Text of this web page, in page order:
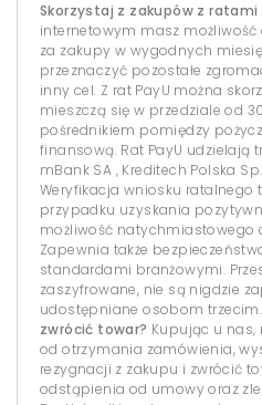
Skorzystaj z zakupów z ratami
internetowym masz możliwość
za zakupy w wygodnych
przeznaczyć pozostałe
inny cel. Z rat PayU można
mieszczą się w przedziale od
pośrednikiem pomiędzy
finansową. Rat PayU udzielają
mBank SA , Kreditech Polska
Weryfikacja wniosku ratalnego
przypadku uzyskania
możliwość natychmiastowego
Zapewnia także
standardami branżowymi.
zaszyfrowane, nie są nigdzie
udostępniane osobom trzecim.
zwrócić towar? Kupując u nas,
od otrzymania zamówienia,
rezygnacji z zakupu i zwrócić
odstąpienia od umowy oraz